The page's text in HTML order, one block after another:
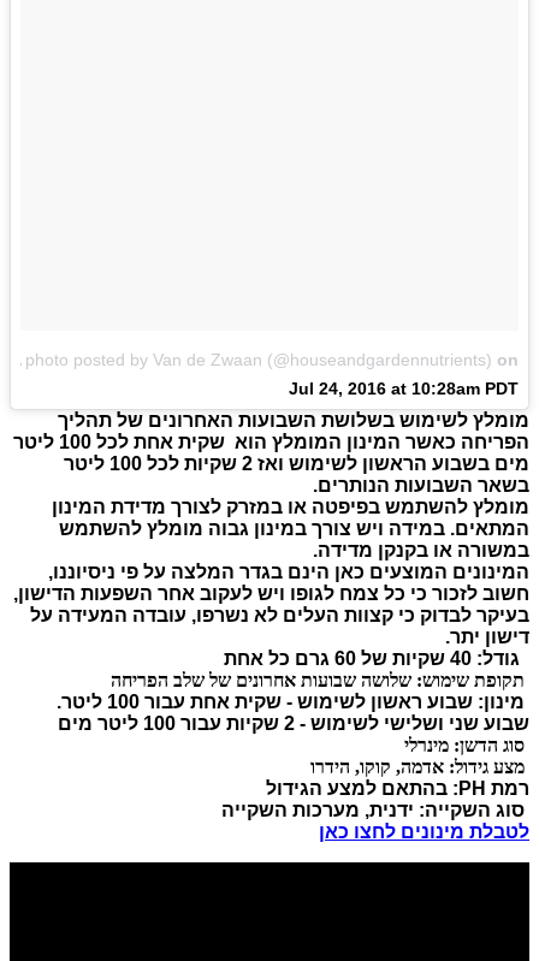
A photo posted by Van de Zwaan (@houseandgardennutrients) on
Jul 24, 2016 at 10:28am PDT
מומלץ לשימוש בשלושת השבועות האחרונים של תהליך
הפריחה כאשר המינון המומלץ הוא
שקית אחת לכל 100 ליטר
מים בשבוע הראשון לשימוש ואז 2 שקיות לכל 100 ליטר
בשאר השבועות הנותרים.
מומלץ להשתמש בפיפטה או במזרק לצורך מדידת המינון
המתאים. במידה ויש צורך במינון גבוה מומלץ להשתמש
במשורה או בקנקן מדידה.
המינונים המוצעים כאן הינם בגדר המלצה על פי ניסיוננו,
חשוב לזכור כי כל צמח לגופו ויש לעקוב אחר השפעות הדישון,
בעיקר לבדוק כי קצוות העלים לא נשרפו, עובדה המעידה על
דישון יתר.
גודל: 40 שקיות של 60 גרם כל אחת
תקופת שימוש: שלושה שבועות אחרונים של שלב הפריחה
מינון:
שבוע ראשון לשימוש - שקית אחת עבור 100 ליטר.
שבוע שני ושלישי לשימוש - 2 שקיות עבור 100 ליטר מים
סוג הדשן: מינרלי
מצע גידול: אדמה, קוקו, הידרו
רמת PH: בהתאם למצע הגידול
סוג השקייה: ידנית, מערכות השקייה
לטבלת מינונים לחצו כאן